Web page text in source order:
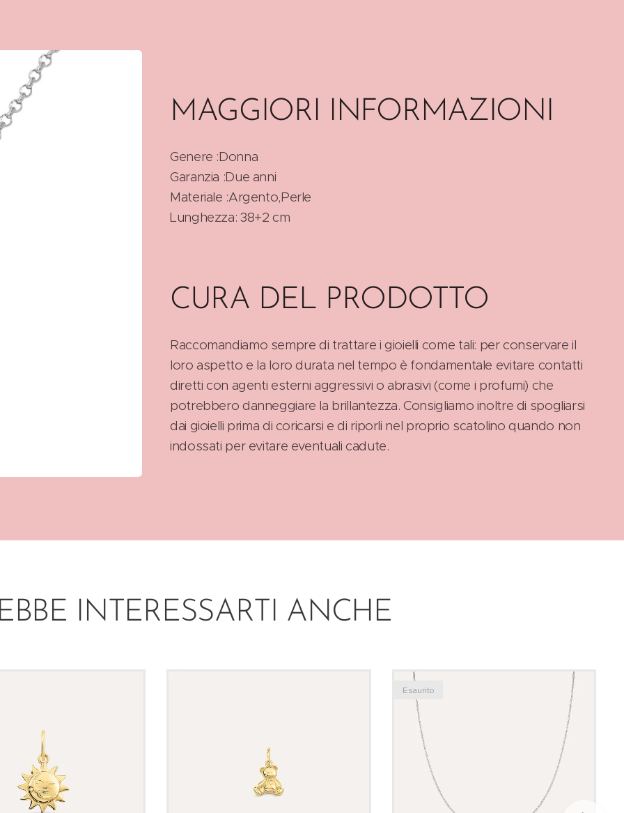
MAGGIORI INFORMAZIONI
Genere :Donna
Garanzia :Due anni
Materiale :Argento,Perle
Lunghezza: 38+2 cm
CURA DEL PRODOTTO
Raccomandiamo sempre di trattare i gioielli come tali: per conservare il
loro aspetto e la loro durata nel tempo è fondamentale evitare contatti
diretti con agenti esterni aggressivi o abrasivi (come i profumi) che
potrebbero danneggiare la brillantezza. Consigliamo inoltre di spogliarsi
dai gioielli prima di coricarsi e di riporli nel proprio scatolino quando non
indossati per evitare eventuali cadute.
INTERESSARTI ANCHE
Esaurito